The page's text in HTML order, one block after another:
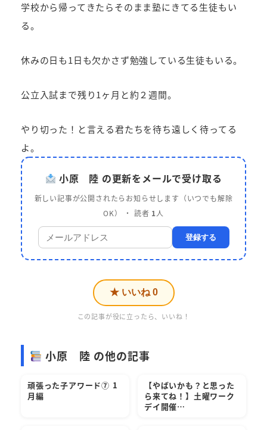
学校から帰ってきたらそのまま塾にきてる生徒もい
る。
休みの日も1日も欠かさず勉強している生徒もいる。
公立入試まで残り1ヶ月と約２週間。
やり切った！と言える君たちを待ち遠しく待ってる
よ。
小原 陸 の更新をメールで受け取る
新しい記事が公開されたらお知らせします（いつでも解除
OK） ・ 読者 1 人
登録する
★ いいね 0
この記事が役に立ったら、いいね！
小原 陸 の他の記事
頑張った子アワード⑦ 1
月編
【やばいかも？と思った
ら来てね！】土曜ワーク
デイ開催…